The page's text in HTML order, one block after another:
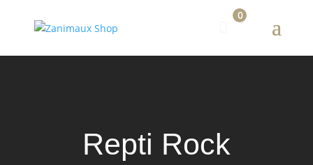
0
Repti Rock